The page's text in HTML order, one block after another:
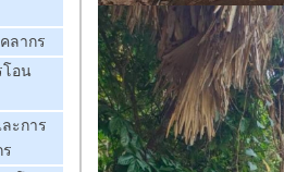
ลากร
โอน
ะการ